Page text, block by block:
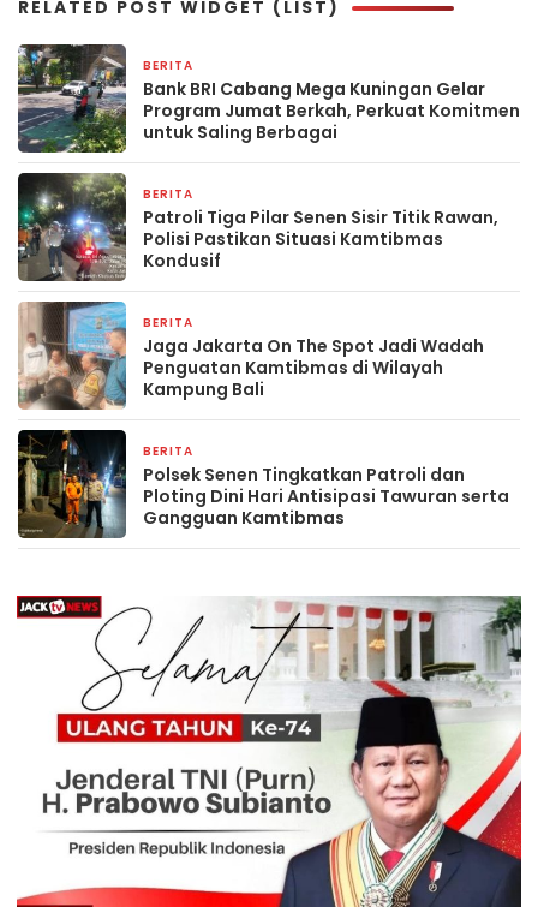
RELATED POST WIDGET (LIST)
BERITA
Bank BRI Cabang Mega Kuningan Gelar
Program Jumat Berkah, Perkuat Komitmen
untuk Saling Berbagai
BERITA
Patroli Tiga Pilar Senen Sisir Titik Rawan,
Polisi Pastikan Situasi Kamtibmas
Kondusif
BERITA
Jaga Jakarta On The Spot Jadi Wadah
Penguatan Kamtibmas di Wilayah
Kampung Bali
BERITA
Polsek Senen Tingkatkan Patroli dan
Ploting Dini Hari Antisipasi Tawuran serta
Gangguan Kamtibmas